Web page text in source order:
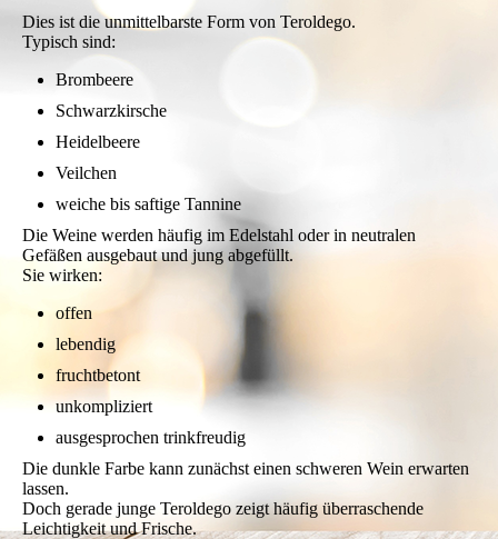
Dies ist die unmittelbarste Form von Teroldego.
Typisch sind:
Brombeere
Schwarzkirsche
Heidelbeere
Veilchen
weiche bis saftige Tannine
Die Weine werden häufig im Edelstahl oder in neutralen
Gefäßen ausgebaut und jung abgefüllt.
Sie wirken:
offen
lebendig
fruchtbetont
unkompliziert
ausgesprochen trinkfreudig
Die dunkle Farbe kann zunächst einen schweren Wein erwarten
lassen.
Doch gerade junge Teroldego zeigt häufig überraschende
Leichtigkeit und Frische.